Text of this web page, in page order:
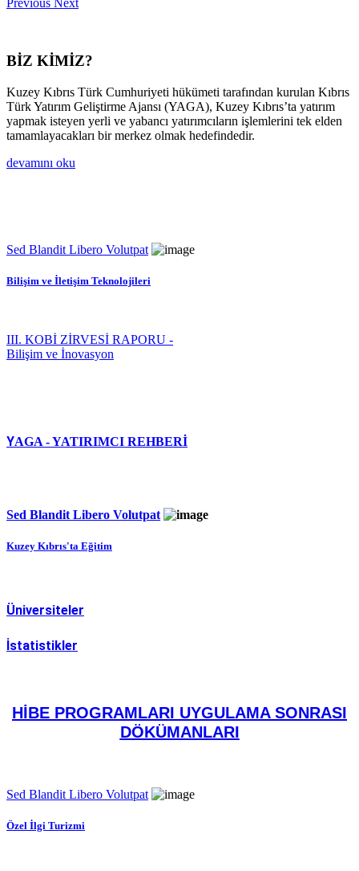
BİZ KİMİZ?
Kuzey Kıbrıs Türk Cumhuriyeti hükümeti tarafından kurulan Kıbrıs
Türk Yatırım Geliştirme Ajansı (YAGA), Kuzey Kıbrıs’ta yatırım
yapmak isteyen yerli ve yabancı yatırımcıların işlemlerini tek elden
tamamlayacakları bir merkez olmak hedefindedir.
devamını oku
Sed Blandit Libero Volutpat
Bilişim ve İletişim Teknolojileri
III. KOBİ ZİRVESİ RAPORU -
Bilişim ve İnovasyon
YAGA - YATIRIMCI REHBERİ
Sed Blandit Libero Volutpat
Kuzey Kıbrıs'ta Eğitim
Üniversiteler
İstatistikler
HİBE PROGRAMLARI UYGULAMA SONRASI
DÖKÜMANLARI
Sed Blandit Libero Volutpat
Özel İlgi Turizmi